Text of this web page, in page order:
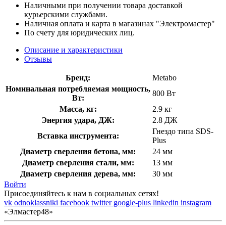
Наличными при получении товара доставкой
курьерскими службами.
Наличная оплата и карта в магазинах "Электромастер"
По счету для юридических лиц.
Описание и характеристики
Отзывы
Бренд:
Metabo
Номинальная потребляемая мощность,
Вт:
800 Вт
Масса, кг:
2.9 кг
Энергия удара, ДЖ:
2.8 ДЖ
Вставка инструмента:
Гнездо типа SDS-
Plus
Диаметр сверления бетона, мм:
24 мм
Диаметр сверления стали, мм:
13 мм
Диаметр сверления дерева, мм:
30 мм
Войти
Присоединяйтесь к нам в социальных сетях!
vk odnoklassniki facebook twitter google-plus linkedin instagram
«Элмастер48»